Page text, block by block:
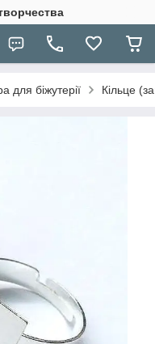
для біжутерії Кільце